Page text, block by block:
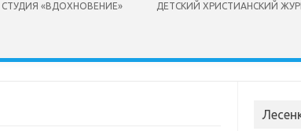
СТУДИЯ «ВДОХНОВЕНИЕ» ДЕТСКИЙ ХРИСТИАНСКИЙ